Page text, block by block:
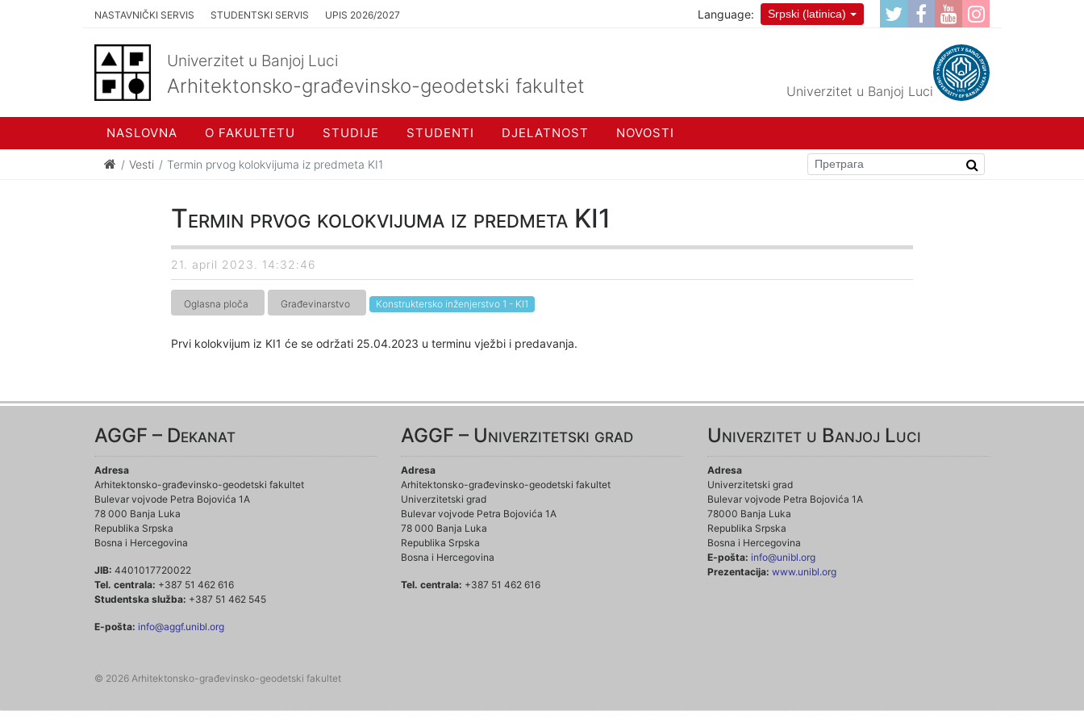
NASTAVNIČKI SERVIS STUDENTSKI SERVIS UPIS 2026/2027 Language: Srpski (latinica)
Univerzitet u Banjoj Luci
Arhitektonsko-građevinsko-geodetski fakultet Univerzitet u Banjoj Luci
NASLOVNA O FAKULTETU STUDIJE STUDENTI DJELATNOST NOVOSTI
Vesti Termin prvog kolokvijuma iz predmeta KI1
Termin prvog kolokvijuma iz predmeta KI1
21. april 2023. 14:32:46
Oglasna ploča Građevinarstvo Konstruktersko inženjerstvo 1 - KI1
Prvi kolokvijum iz KI1 će se održati 25.04.2023 u terminu vježbi i predavanja.
AGGF – Dekanat
Adresa
Arhitektonsko-građevinsko-geodetski fakultet
Bulevar vojvode Petra Bojovića 1A
78 000 Banja Luka
Republika Srpska
Bosna i Hercegovina
JIB: 4401017720022
Tel. centrala: +387 51 462 616
Studentska služba: +387 51 462 545
E-pošta: info@aggf.unibl.org
AGGF – Univerzitetski grad
Adresa
Arhitektonsko-građevinsko-geodetski fakultet
Univerzitetski grad
Bulevar vojvode Petra Bojovića 1A
78 000 Banja Luka
Republika Srpska
Bosna i Hercegovina
Tel. centrala: +387 51 462 616
Univerzitet u Banjoj Luci
Adresa
Univerzitetski grad
Bulevar vojvode Petra Bojovića 1A
78000 Banja Luka
Republika Srpska
Bosna i Hercegovina
E-pošta: info@unibl.org
Prezentacija: www.unibl.org
© 2026 Arhitektonsko-građevinsko-geodetski fakultet